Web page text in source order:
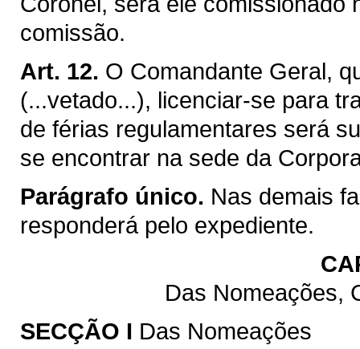
comissão.
Art. 12. O Comandante Geral,
(...vetado...), licenciar-se para
de férias regulamentares será
se encontrar na sede da
Parágrafo único. Nas demais
responderá pelo expediente.
Das Nomeações,
SECÇÃO I Das Nomeações